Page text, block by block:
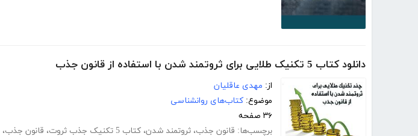
دانلود کتاب 5 تکنیک طلایی برای ثروتمند شدن با استفاده از قانون جذب
از: مهدی عاقلیان
موضوع: کتاب‌های روانشناسی
۳۶ صفحه
برچسب‌ها: قانون جذب، ثروتمند شدن، کتاب 5 تکنیک جذب ثروت ، قانون جذب،